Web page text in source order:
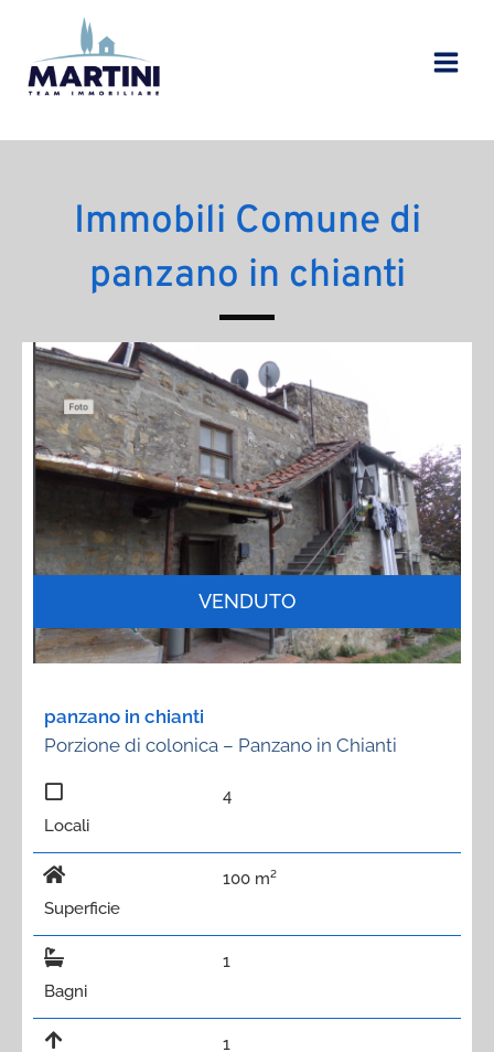
contenuto
Immobili Comune di
panzano in chianti
VENDUTO
panzano in chianti
Porzione di colonica – Panzano in Chianti
Locali
4
Superficie
100 m²
Bagni
1
1